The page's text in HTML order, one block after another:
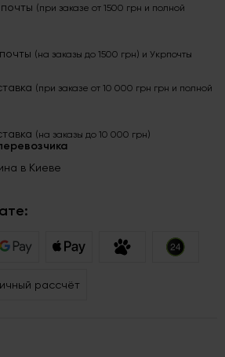
(при заказе от 1500 грн и полной
(на заказы до 1500 грн) и Укрпочты
(при заказе от 10 000 грн грн и полной
(на заказы до 10 000 грн)
в Киеве
рассчёт